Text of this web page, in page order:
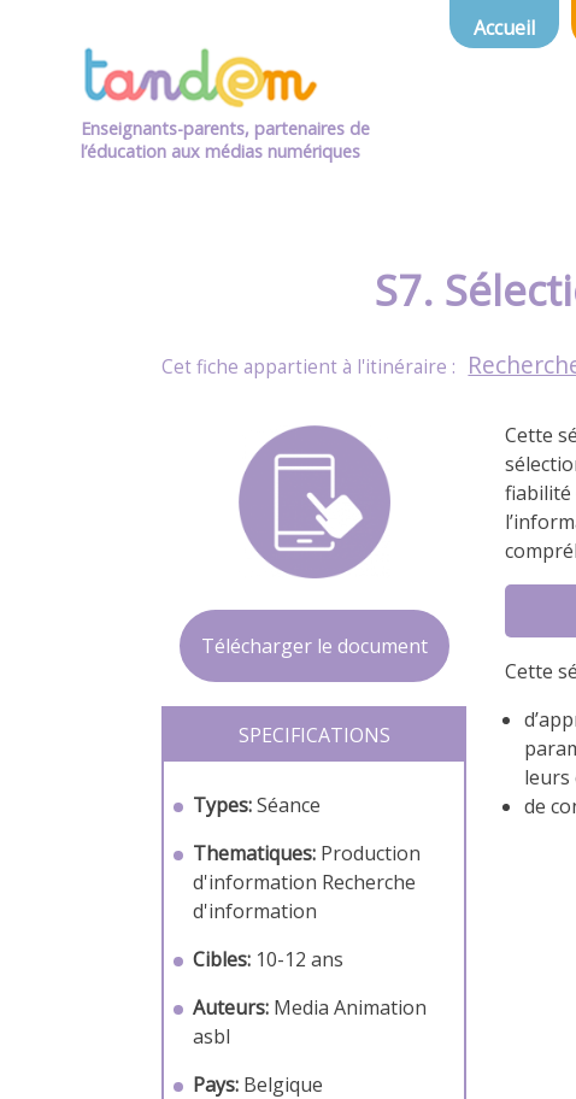
Enseignants-parents, partenaires de
l’éducation aux médias numériques
Accueil
S7.
Télécharger le document
SPECIFICATIONS
Types: Séance
Thematiques: Production
d'information Recherche
d'information
Cibles: 10-12 ans
Auteurs: Media Animation
asbl
Pays: Belgique
Cette
fiabilité
Cette
leurs
de